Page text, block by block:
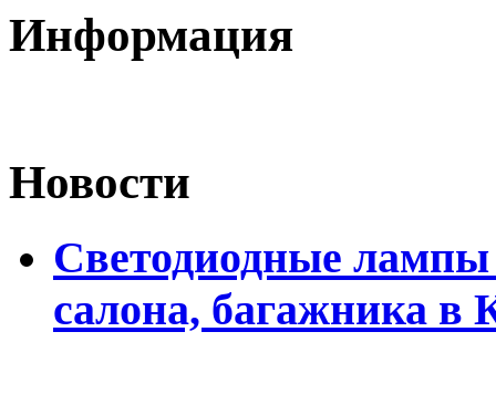
Информация
Новости
Светодиодные лампы
салона, багажника в